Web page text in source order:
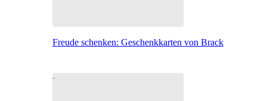
Freude schenken: Geschenkkarten von Brack